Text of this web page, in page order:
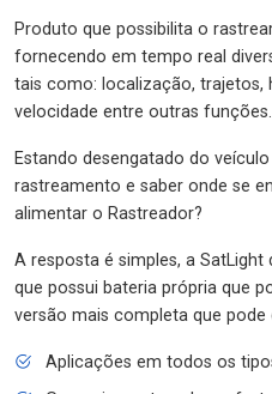
Produto que possibilita o
fornecendo em tempo real
tais como: localização, trajetos,
velocidade entre outras funções.
Estando desengatado do
rastreamento e saber onde se
alimentar o Rastreador?
A resposta é simples, a
que possui bateria própria que
versão mais completa que pode
Aplicações em todos os